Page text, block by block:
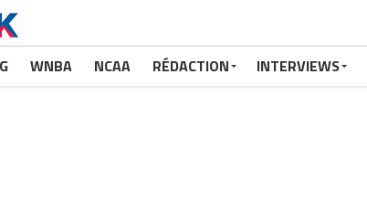
WNBA NCAA RÉDACTION INTERVIEWS